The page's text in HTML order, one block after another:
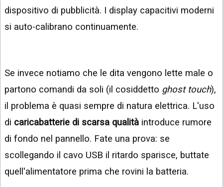
dispositivo di pubblicità. I display capacitivi moderni
si auto-calibrano continuamente.
Se invece notiamo che le dita vengono lette male o
partono comandi da soli (il cosiddetto ghost touch),
il problema è quasi sempre di natura elettrica. L'uso
di caricabatterie di scarsa qualità introduce rumore
di fondo nel pannello. Fate una prova: se
scollegando il cavo USB il ritardo sparisce, buttate
quell'alimentatore prima che rovini la batteria.